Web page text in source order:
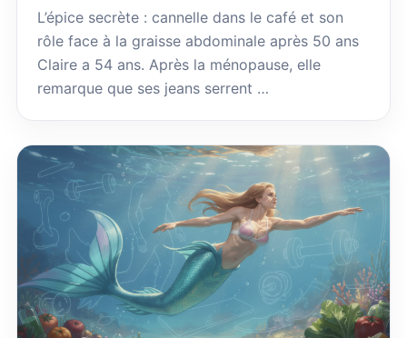
L’épice secrète : cannelle dans le café et son
rôle face à la graisse abdominale après 50 ans
Claire a 54 ans. Après la ménopause, elle
remarque que ses jeans serrent …